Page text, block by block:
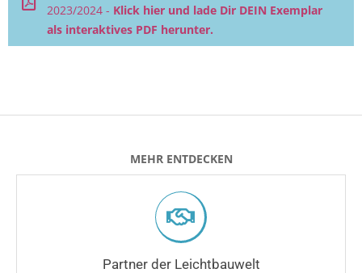
2023/2024 - Klick hier und lade Dir DEIN Exemplar
als interaktives PDF herunter.
MEHR ENTDECKEN
Partner der Leichtbauwelt